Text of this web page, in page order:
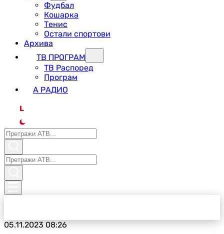
Фудбал
Кошарка
Тенис
Остали спортови
Архива
ТВ ПРОГРАМ
ТВ Распоред
Програм
А РАДИО
L
05.11.202308:26